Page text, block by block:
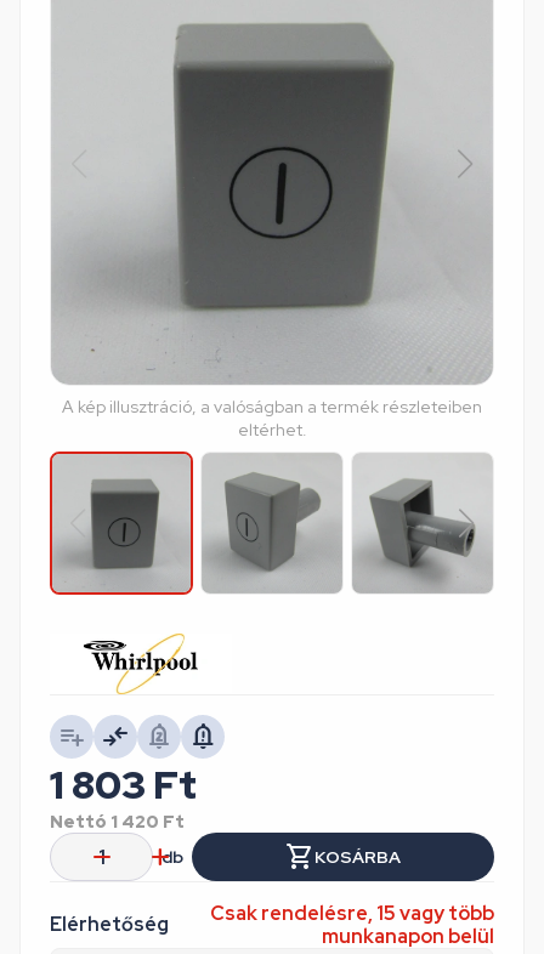
A kép illusztráció, a valóságban a termék részleteiben
eltérhet.
Elérhetőség
Csak rendelésre, 15 vagy több
munkanapon belül
1 803 Ft
Nettó 1 420 Ft
db
KOSÁRBA